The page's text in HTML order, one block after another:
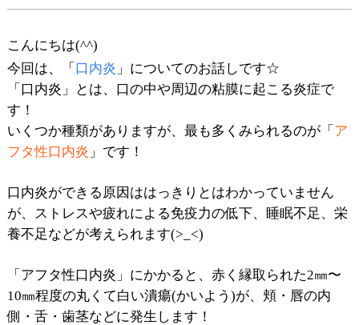
こんにちは(^^)
今回は、「 口内炎 」についてのお話しです☆
「口内炎」とは、口の中や周辺の粘膜に起こる炎症で
す！
いくつか種類がありますが、最も多くみられるのが「 ア
フタ性口内炎 」です！
口内炎ができる原因ははっきりとはわかっていません
が、ストレスや疲れによる免疫力の低下、睡眠不足、栄
養不足などが考えられます(>_<)
「アフタ性口内炎」にかかると、赤く縁取られた2㎜〜
10㎜程度の丸くて白い潰瘍(かいよう)が、頬・唇の内
側・舌・歯茎などに発生します！